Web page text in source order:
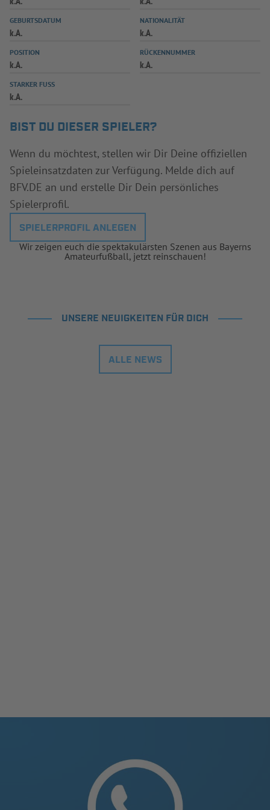
SPIELPLUS
GEBURTSDATUM
k.A.
NATIONALITÄT
k.A.
POSITION
k.A.
RÜCKENNUMMER
k.A.
STARKER FUSS
k.A.
BIST DU DIESER SPIELER?
Wenn du möchtest, stellen wir Dir Deine offiziellen
Spieleinsatzdaten zur Verfügung. Melde dich auf
BFV.DE an und erstelle Dir Dein persönliches
Spielerprofil.
SPIELERPROFIL ANLEGEN
Wir zeigen euch die spektakulärsten Szenen aus Bayerns
Amateurfußball, jetzt reinschauen!
UNSERE NEUIGKEITEN FÜR DICH
ALLE NEWS